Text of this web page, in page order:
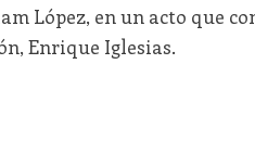
López, en un acto que
Enrique Iglesias.